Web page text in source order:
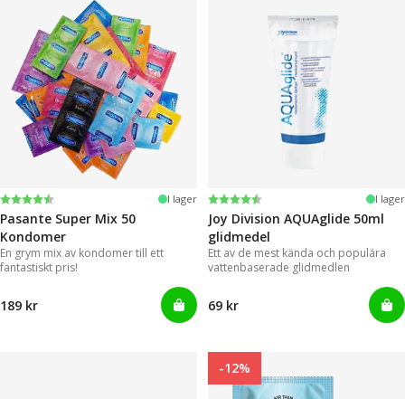
Betyg:
4.4 utav 5 stjärnor I lager
Pasante Super Mix 50
Kondomer
En grym mix av kondomer till ett
fantastiskt pris!
189 kr
Betyg:
4.2 utav 5 stjärnor I lager
Joy Division AQUAglide 50ml
glidmedel
Ett av de mest kända och populära
vattenbaserade glidmedlen
69 kr
-12%